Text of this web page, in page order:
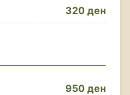
320 ден
950 ден